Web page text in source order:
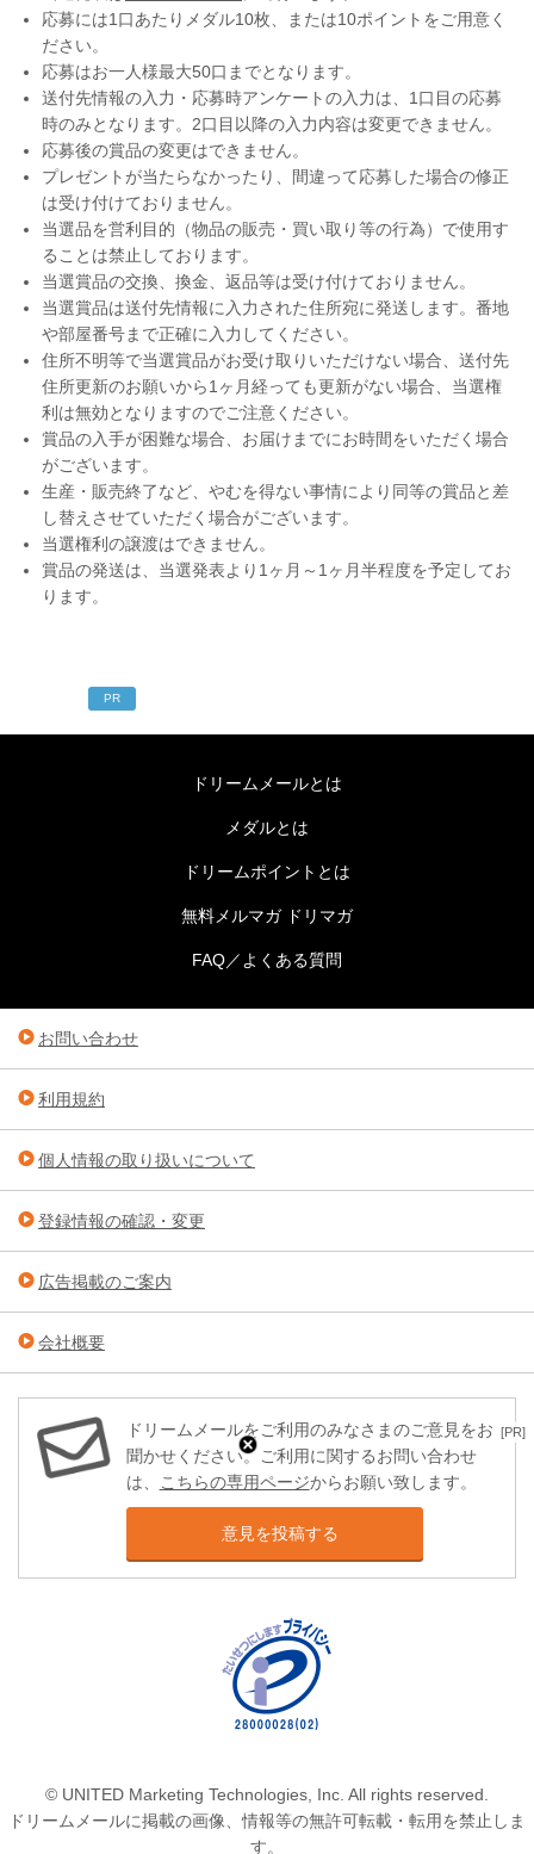
応募には1口あたりメダル10枚、または10ポイントをご用意く
ださい。
応募はお一人様最大50口までとなります。
送付先情報の入力・応募時アンケートの入力は、1口目の応募
時のみとなります。2口目以降の入力内容は変更できません。
応募後の賞品の変更はできません。
プレゼントが当たらなかったり、間違って応募した場合の修正
は受け付けておりません。
当選品を営利目的（物品の販売・買い取り等の行為）で使用す
ることは禁止しております。
当選賞品の交換、換金、返品等は受け付けておりません。
当選賞品は送付先情報に入力された住所宛に発送します。番地
や部屋番号まで正確に入力してください。
住所不明等で当選賞品がお受け取りいただけない場合、送付先
住所更新のお願いから1ヶ月経っても更新がない場合、当選権
利は無効となりますのでご注意ください。
賞品の入手が困難な場合、お届けまでにお時間をいただく場合
がございます。
生産・販売終了など、やむを得ない事情により同等の賞品と差
し替えさせていただく場合がございます。
当選権利の譲渡はできません。
賞品の発送は、当選発表より1ヶ月～1ヶ月半程度を予定してお
ります。
[PR]
PR
ドリームメールとは
メダルとは
ドリームポイントとは
無料メルマガ ドリマガ
FAQ／よくある質問
お問い合わせ
利用規約
個人情報の取り扱いについて
登録情報の確認・変更
広告掲載のご案内
会社概要
ドリームメールをご利用のみなさまのご意見をお
聞かせください。ご利用に関するお問い合わせ
は、
こちらの専用ページからお願い致します。
意見を投稿する
© UNITED Marketing Technologies, Inc. All rights reserved.
ドリームメールに掲載の画像、情報等の無許可転載・転用を禁止しま
す。